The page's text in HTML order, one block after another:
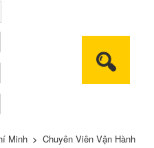
Minh > Chuyên Viên Vận Hành